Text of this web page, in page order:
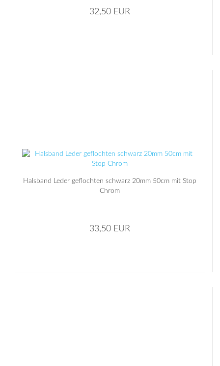
32,50 EUR
Halsband Leder geflochten schwarz 20mm 50cm mit Stop
Chrom
33,50 EUR